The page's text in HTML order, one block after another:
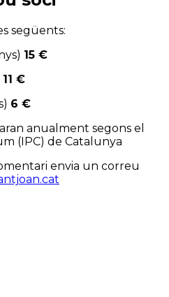
següents:
15 €
11 €
6 €
anualment segons el
(IPC) de Catalunya
envia un correu